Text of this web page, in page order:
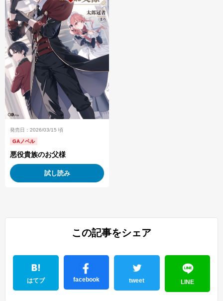
発売日：2026/03/15 頃
GAノベル
悪役貴族のお父様
試し読み
この記事をシェア
はてブ facebook tweet LINE